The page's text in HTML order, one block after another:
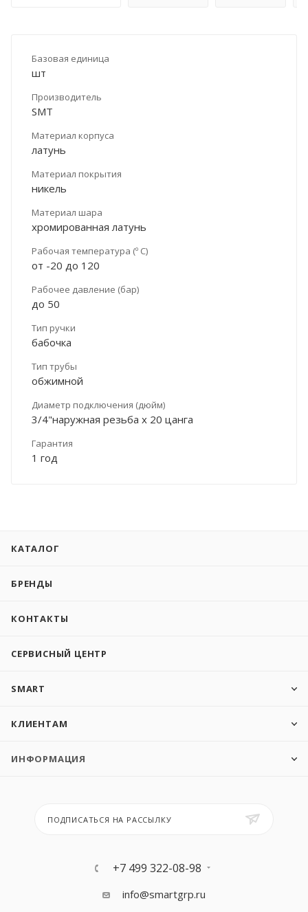
Базовая единица
шт
Производитель
SMT
Материал корпуса
латунь
Материал покрытия
никель
Материал шара
хромированная латунь
Рабочая температура (º С)
от -20 до 120
Рабочее давление (бар)
до 50
Тип ручки
бабочка
Тип трубы
обжимной
Диаметр подключения (дюйм)
3/4"наружная резьба х 20 цанга
Гарантия
1 год
КАТАЛОГ
БРЕНДЫ
КОНТАКТЫ
СЕРВИСНЫЙ ЦЕНТР
SMART
КЛИЕНТАМ
ИНФОРМАЦИЯ
ПОДПИСАТЬСЯ НА РАССЫЛКУ
+7 499 322-08-98
info@smartgrp.ru